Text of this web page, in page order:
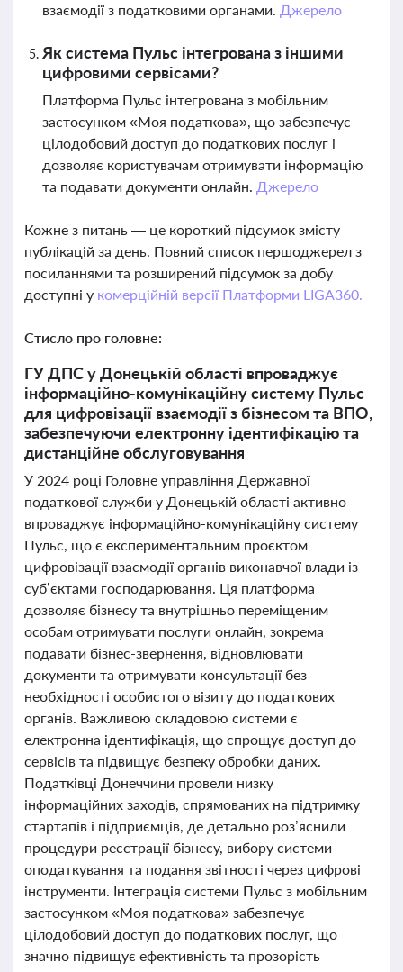
взаємодії з податковими органами. Джерело
Як система Пульс інтегрована з іншими
цифровими сервісами?
Платформа Пульс інтегрована з мобільним
застосунком «Моя податкова», що забезпечує
цілодобовий доступ до податкових послуг і
дозволяє користувачам отримувати інформацію
та подавати документи онлайн. Джерело
Кожне з питань — це короткий підсумок змісту
публікацій за день. Повний список першоджерел з
посиланнями та розширений підсумок за добу
доступні у комерційній версії Платформи LIGA360.
Стисло про головне:
ГУ ДПС у Донецькій області впроваджує
інформаційно-комунікаційну систему Пульс
для цифровізації взаємодії з бізнесом та ВПО,
забезпечуючи електронну ідентифікацію та
дистанційне обслуговування
У 2024 році Головне управління Державної
податкової служби у Донецькій області активно
впроваджує інформаційно-комунікаційну систему
Пульс, що є експериментальним проєктом
цифровізації взаємодії органів виконавчої влади із
суб’єктами господарювання. Ця платформа
дозволяє бізнесу та внутрішньо переміщеним
особам отримувати послуги онлайн, зокрема
подавати бізнес-звернення, відновлювати
документи та отримувати консультації без
необхідності особистого візиту до податкових
органів. Важливою складовою системи є
електронна ідентифікація, що спрощує доступ до
сервісів та підвищує безпеку обробки даних.
Податківці Донеччини провели низку
інформаційних заходів, спрямованих на підтримку
стартапів і підприємців, де детально роз’яснили
процедури реєстрації бізнесу, вибору системи
оподаткування та подання звітності через цифрові
інструменти. Інтеграція системи Пульс з мобільним
застосунком «Моя податкова» забезпечує
цілодобовий доступ до податкових послуг, що
значно підвищує ефективність та прозорість